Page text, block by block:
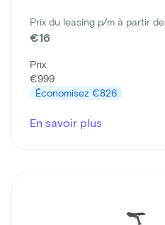
Prix du leasing p/m à partir de
€16
Prix
€999
Économisez €826
En savoir plus